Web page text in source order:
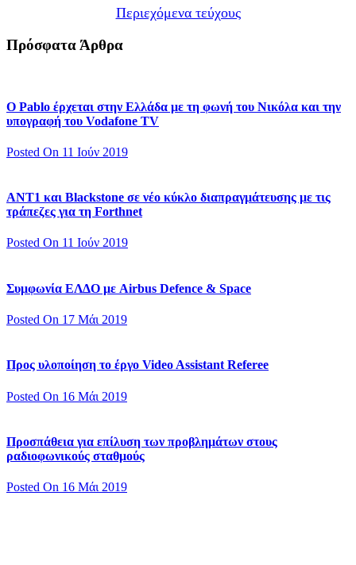
Περιεχόμενα τεύχους
Πρόσφατα Άρθρα
Ο Pablo έρχεται στην Ελλάδα με τη φωνή του Νικόλα και την
υπογραφή του Vodafone TV
Posted On 11 Ιούν 2019
ΑΝΤ1 και Blackstone σε νέο κύκλο διαπραγμάτευσης με τις
τράπεζες για τη Forthnet
Posted On 11 Ιούν 2019
Συμφωνία ΕΛΔΟ με Airbus Defence & Space
Posted On 17 Μάι 2019
Προς υλοποίηση το έργο Video Assistant Referee
Posted On 16 Μάι 2019
Προσπάθεια για επίλυση των προβλημάτων στους
ραδιοφωνικούς σταθμούς
Posted On 16 Μάι 2019